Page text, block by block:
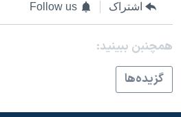
سفر پرزیدنت ترامپ به چین
اشتراک Follow us
همچنبن ببینید:
گزيده‌ها